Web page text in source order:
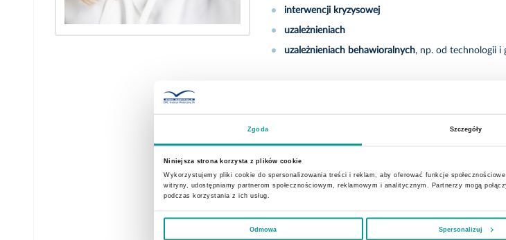
Zgoda Szczegóły
Niniejsza strona korzysta z plików cookie
Wykorzystujemy pliki cookie do spersonalizowania treści i reklam, aby oferować funkcje
witryny, udostępniamy partnerom społecznościowym, reklamowym i analitycznym. Partnerzy mogą
podczas korzystania z ich usług.
Odmowa Spersonalizuj
interwencji kryzysowej
uzależnieniach
uzależnieniach behawioralnych, np. od technologii i
komercyjne - od 15 r.ż.
W przypadku uzależnienia od gier istnieje